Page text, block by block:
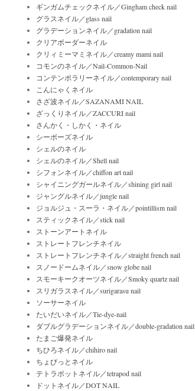
ギンガムチェックネイル／Gingham check nail
グラスネイル／glass nail
グラデーションネイル／gradation nail
クリアボーダーネイル
クリィミーマミネイル／creamy mami nail
コモンのネイル／Nail-Common-Nail
コンテンポラリーネイル／contemporary nail
こんにゃくネイル
さざ波ネイル／SAZANAMI NAIL
ざっくりネイル／ZACCURI nail
さんかく・しかく・ネイル
シーボーズネイル
シェルのネイル
シェルのネイル／Shell nail
シフォンネイル／chiffon art nail
シャイニングガールネイル／shining girl nail
ジャングルネイル／jungle nail
ジョルジュ・スーラ・ネイル／pointillism nail
スティックネイル／stick nail
ストーンアートネイル
ストレートフレンチネイル
ストレートフレンチネイル／straight french nail
スノードームネイル／snow globe nail
スモーキークオーツネイル／Smoky quartz nail
スリガラスネイル／surigarasu nail
ソーサーネイル
たいだいネイル／Tie-dye-nail
ダブルグラデーションネイル／double-gradation nail
たまご爆発ネイル
ちひろネイル／chihiro nail
ちょびっとネイル
テトラポットネイル／tetrapod nail
ドットネイル／DOT NAIL